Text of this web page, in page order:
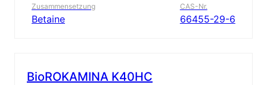
Zusammensetzung
Betaine
CAS-Nr.
66455-29-6
BioROKAMINA K40HC